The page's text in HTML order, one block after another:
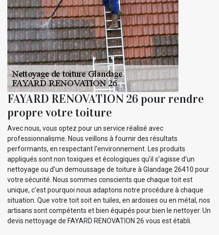
FAYARD RENOVATION 26 pour rendre
propre votre toiture
Avec nous, vous optez pour un service réalisé avec
professionnalisme. Nous veillons à fournir des résultats
performants, en respectant l'environnement. Les produits
appliqués sont non toxiques et écologiques qu’il s’agisse d’un
nettoyage ou d’un demoussage de toiture à Glandage 26410 pour
votre sécurité. Nous sommes conscients que chaque toit est
unique, c'est pourquoi nous adaptons notre procédure à chaque
situation. Que votre toit soit en tuiles, en ardoises ou en métal, nos
artisans sont compétents et bien équipés pour bien le nettoyer. Un
devis nettoyage de FAYARD RENOVATION 26 vous est établi.